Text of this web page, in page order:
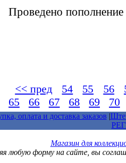
Проведено пополнение
<< пред 54 55 56
65
66 67 68 69 70
оплата и доставка заказов |
Магазин для
любую форму на сайте, вы